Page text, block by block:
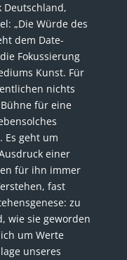
Deutschland,
„Die Würde des
dem Date-
Fokussierung
Kunst. Für
nichts
für eine
Es geht um
einer
für ihn immer
fast
zu
wie sie geworden
um Werte
unseres